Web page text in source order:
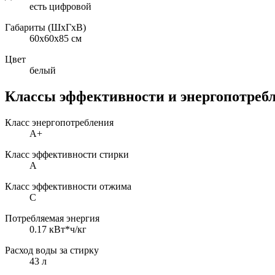
есть цифровой
Габариты (ШxГxВ)
60x60x85 см
Цвет
белый
Классы эффективности и
Класс энергопотребления
A+
Класс эффективности стирки
A
Класс эффективности отжима
C
Потребляемая энергия
0.17 кВт*ч/кг
Расход воды за стирку
43 л